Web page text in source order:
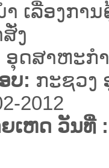
ເລື່ອງກາ
ງ
ອຸດສາຫະກ
ບ: ກະຊວງ
2012
ເຫດ ວັນທີ່ :